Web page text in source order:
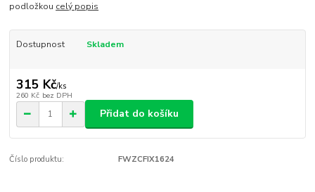
podložkou celý popis
Dostupnost Skladem
315 Kč/ks
260 Kč bez DPH
Přidat do košíku
Číslo produktu: FWZCFIX1624